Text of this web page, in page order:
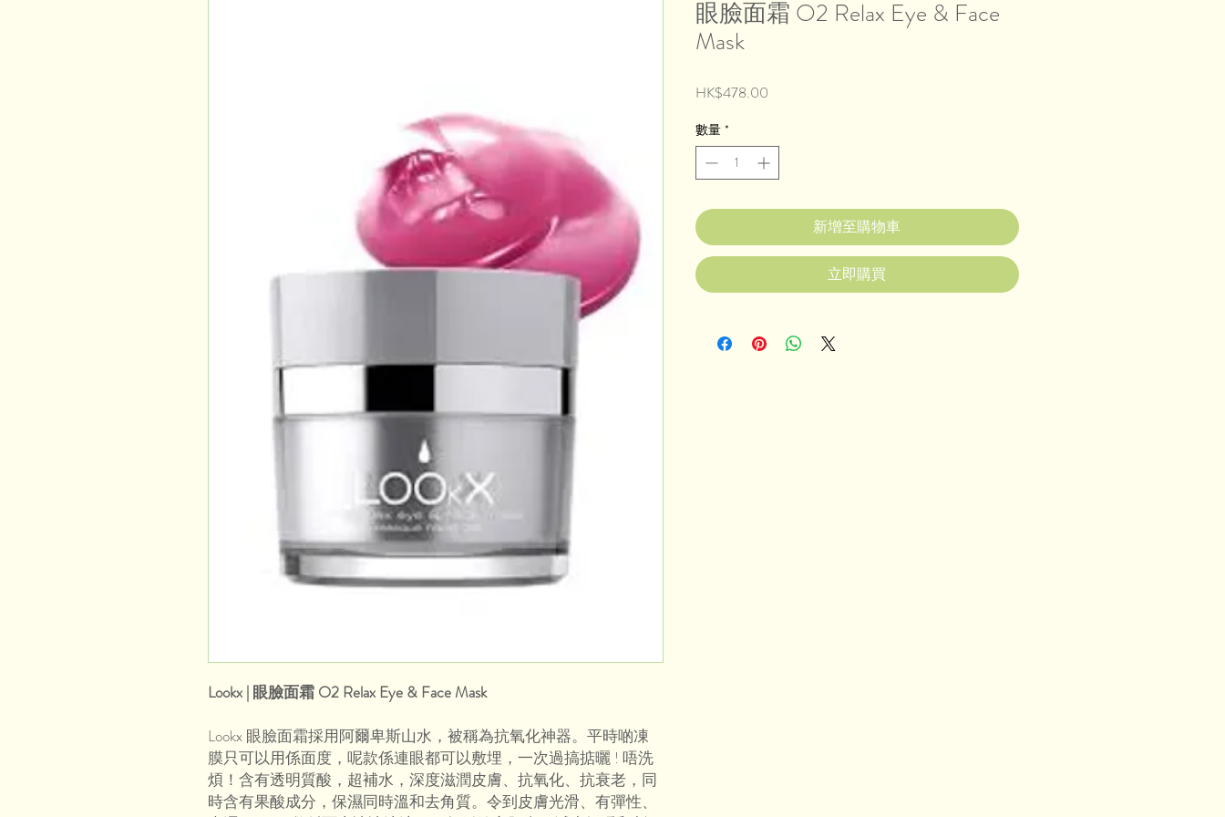
Lookx | 眼臉面霜 O2 Relax Eye & Face Mask
Lookx 眼臉面霜採用阿爾卑斯山水，被稱為抗氧化神器。平時啲凍
膜只可以用係面度，呢款係連眼都可以敷埋，一次過搞掂曬 ! 唔洗
煩！含有透明質酸，超補水，深度滋潤皮膚、抗氧化、抗衰老，同
時含有果酸成分，保濕同時溫和去角質。令到皮膚光滑、有彈性、
眼臉面霜 O2 Relax Eye & Face
Mask
HK$478.00價
數量 *
新增至購物車
立即購買